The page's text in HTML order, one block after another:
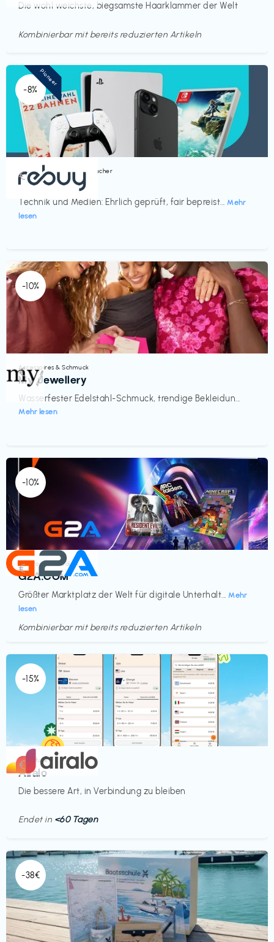
Die wohl weichste, biegsamste Haarklammer der Welt
Kombinierbar mit bereits reduzierten Artikeln
-8%
Bücher, Magazine & Hörbücher
rebuy
Technik und Medien: Ehrlich geprüft, fair bepreist... Mehr
lesen
€‎
Pioneer
-10%
Accessoires & Schmuck
My Jewellery
Wasserfester Edelstahl-Schmuck, trendige Bekleidun...
Mehr lesen
€‎
-10%
Elektronik & Medien
G2A.COM
Größter Marktplatz der Welt für digitale Unterhalt... Mehr
lesen
€‎
Kombinierbar mit bereits reduzierten Artikeln
-15%
Mobilfunk
Airalo
Die bessere Art, in Verbindung zu bleiben
€‎
Endet in <60 Tagen
-38€